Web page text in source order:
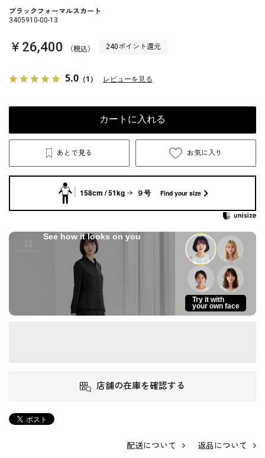
ブラックフォーマルスカート
3405910-00-13
￥26,400 （税込） 240ポイント還元
5.0 （1） レビューを見る
カートに入れる
あとで見る お気に入り
158cm / 51kg ９号 Find your size
See how it looks on you
Try it with
your own face
店舗の在庫を確認する
配送について
返品について